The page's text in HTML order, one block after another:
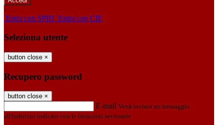
-
Entra con SPID Entra con CIE
Seleziona utente
button close ×
Recupero password
button close ×
E-mail Verrà inviato un messaggio
all'indirizzo indicato con le istruzioni necessarie.